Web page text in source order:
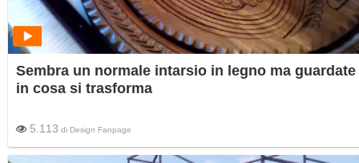
Sembra un normale intarsio in legno ma guardate
in cosa si trasforma
5.113 di Design Fanpage